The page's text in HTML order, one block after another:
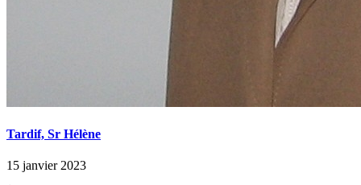
Tardif, Sr Hélène
15 janvier 2023